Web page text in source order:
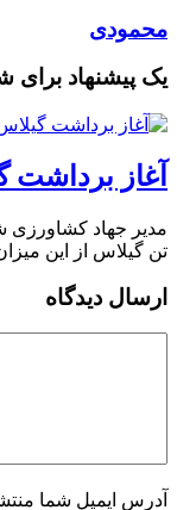
محمودی
یک پیشنهاد برای
آغاز برداشت
تن گیلاس از این
ارسال دیدگاه
آدرس ایمیل شما